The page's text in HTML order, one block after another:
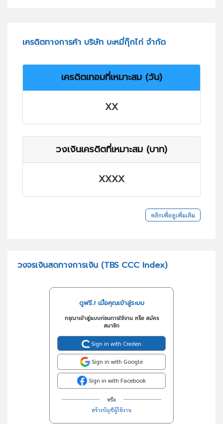
เครดิตทางการค้า บริษัท บะหมี่กุ๊กไก่ จำกัด
เครดิตเทอมที่เหมาะสม (วัน)
XX
วงเงินเครดิตที่เหมาะสม (บาท)
XXXX
คลิกเพื่อดูเพิ่มเติม
วงจรเงินสดทางการเงิน (TBS CCC Index)
ดูฟรี..! เมื่อคุณเข้าสู่ระบบ
กรุณาเข้าสู่ระบบก่อนการใช้งาน หรือ สมัคร
สมาชิก
Sign in with Creden
Sign in with Google
Sign in with Facebook
หรือ
สร้างบัญชีผู้ใช้งาน